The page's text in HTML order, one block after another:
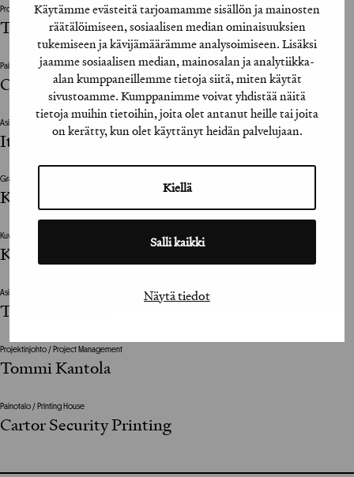
Käytämme evästeitä tarjoamamme sisällön ja mainosten
räätälöimiseen, sosiaalisen median ominaisuuksien
tukemiseen ja kävijämäärämme analysoimiseen. Lisäksi
jaamme sosiaalisen median, mainosalan ja analytiikka-
alan kumppaneillemme tietoja siitä, miten käytät
sivustoamme. Kumppanimme voivat yhdistää näitä
tietoja muihin tietoihin, joita olet antanut heille tai joita
on kerätty, kun olet käyttänyt heidän palvelujaan.
Kiellä
Salli kaikki
Näytä tiedot
Projektinjohto / Project Management
Tommi Kantola
Painotalo / Printing House
Cartor Security Printing
Asiakas / Client
Itella Oyj / Postimerkkikeskus
Graafinen suunnittelija
Kustaa Saksi
Kuvittaja / Illustrator
Kustaa Saksi
Asiakkaan vastuuhenkilö / Clients Representative
Tommi Kantola
Projektinjohto / Project Management
Tommi Kantola
Painotalo / Printing House
Cartor Security Printing